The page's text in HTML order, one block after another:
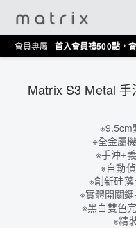
會員專屬 | 首入會員禮500點，
Matrix S3 Metal
※9.5cm
※全金屬
※手沖+
※自動
※創新硅
※實體開關
※黑白雙色
※精